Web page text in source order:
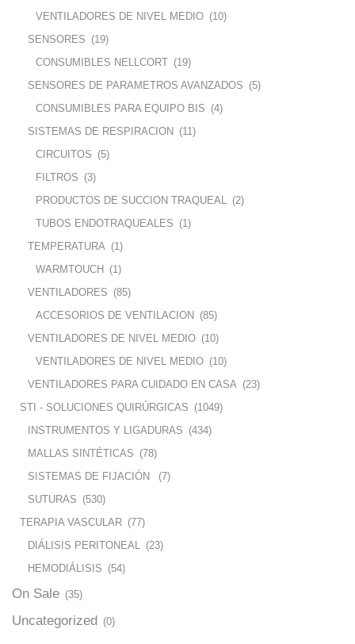
VENTILADORES DE NIVEL MEDIO (10)
SENSORES (19)
CONSUMIBLES NELLCORT (19)
SENSORES DE PARAMETROS AVANZADOS (5)
CONSUMIBLES PARA EQUIPO BIS (4)
SISTEMAS DE RESPIRACION (11)
CIRCUITOS (5)
FILTROS (3)
PRODUCTOS DE SUCCION TRAQUEAL
(2)
TUBOS ENDOTRAQUEALES (1)
TEMPERATURA (1)
WARMTOUCH (1)
VENTILADORES (85)
ACCESORIOS DE VENTILACION (85)
VENTILADORES DE NIVEL MEDIO (10)
VENTILADORES DE NIVEL MEDIO (10)
VENTILADORES PARA CUIDADO EN CASA (23)
STI - SOLUCIONES QUIRÚRGICAS (1049)
INSTRUMENTOS Y LIGADURAS (434)
MALLAS SINTÉTICAS (78)
SISTEMAS DE FIJACIÓN
(7)
SUTURAS (530)
TERAPIA VASCULAR (77)
DIÁLISIS PERITONEAL
(23)
HEMODIÁLISIS (54)
On Sale (35)
Uncategorized (0)